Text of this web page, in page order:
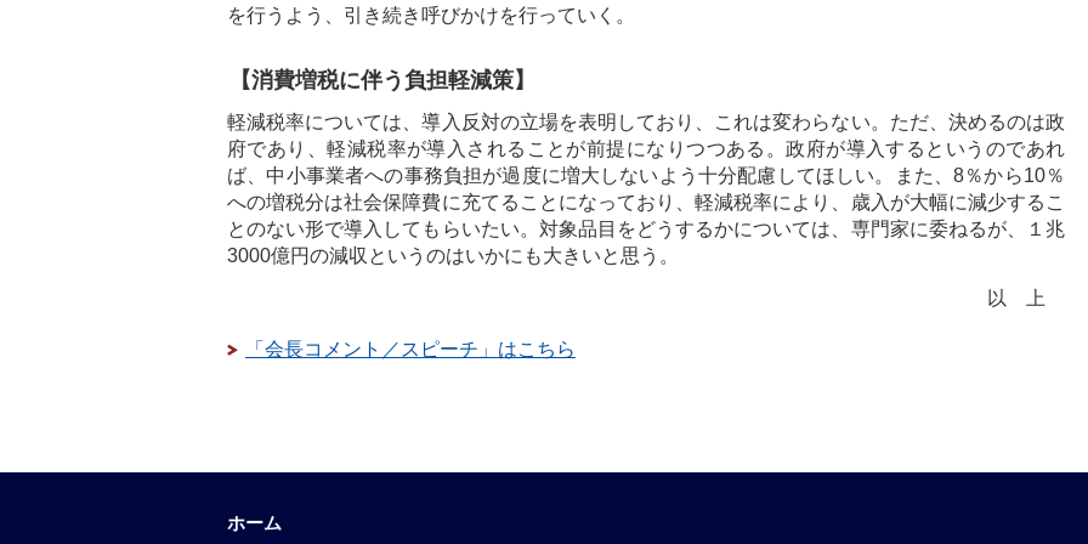
を行うよう、引き続き呼びかけを行っていく。
【消費増税に伴う負担軽減策】
軽減税率については、導入反対の立場を表明しており、これは変わらない。ただ、決めるのは政
府であり、軽減税率が導入されることが前提になりつつある。政府が導入するというのであれ
ば、中小事業者への事務負担が過度に増大しないよう十分配慮してほしい。また、8％から10％
への増税分は社会保障費に充てることになっており、軽減税率により、歳入が大幅に減少するこ
とのない形で導入してもらいたい。対象品目をどうするかについては、専門家に委ねるが、１兆
3000億円の減収というのはいかにも大きいと思う。
以上
「会長コメント／スピーチ」はこちら
ホーム